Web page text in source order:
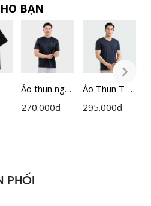
BẠN
Áo thun ngắn
tay nam
270.000đ
Áo Thun T-
shirt Nam
295.000đ
PHỐI